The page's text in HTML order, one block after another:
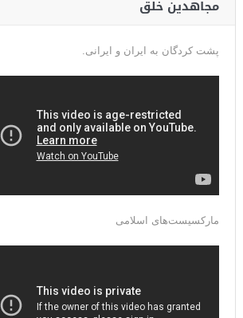
مجاهدین خلق
پشت کردگان به ایران و ایرانی.
مارکسیست‌های اسلامی